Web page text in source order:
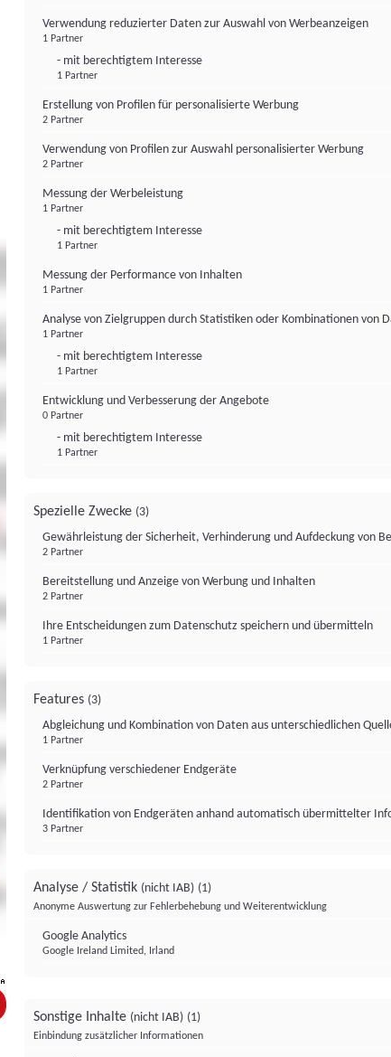
Verwendung reduzierter Daten zur Auswahl von Werbeanzeigen
1 Partner
- mit berechtigtem Interesse
1 Partner
Erstellung von Profilen für personalisierte Werbung
2 Partner
Verwendung von Profilen zur Auswahl personalisierter Werbung
2 Partner
Messung der Werbeleistung
1 Partner
- mit berechtigtem Interesse
1 Partner
Messung der Performance von Inhalten
1 Partner
Analyse von Zielgruppen durch Statistiken oder Kombinationen von
1 Partner
- mit berechtigtem Interesse
1 Partner
Entwicklung und Verbesserung der Angebote
0 Partner
- mit berechtigtem Interesse
1 Partner
Spezielle Zwecke (3)
Gewährleistung der Sicherheit, Verhinderung und Aufdeckung von
2 Partner
Bereitstellung und Anzeige von Werbung und Inhalten
2 Partner
Ihre Entscheidungen zum Datenschutz speichern und übermitteln
1 Partner
Features (3)
Abgleichung und Kombination von Daten aus unterschiedlichen
1 Partner
Verknüpfung verschiedener Endgeräte
2 Partner
Identifikation von Endgeräten anhand automatisch übermittelter
3 Partner
Analyse / Statistik (nicht IAB) (1)
Anonyme Auswertung zur Fehlerbehebung und Weiterentwicklung
Google Analytics
Google Ireland Limited, Irland
Sonstige Inhalte (nicht IAB) (1)
Einbindung zusätzlicher Informationen